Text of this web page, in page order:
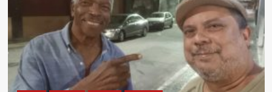
Cabral
será
exibido
no
SESI
Caxias